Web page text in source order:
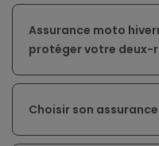
Assurance moto
protéger votre deux-
Choisir son